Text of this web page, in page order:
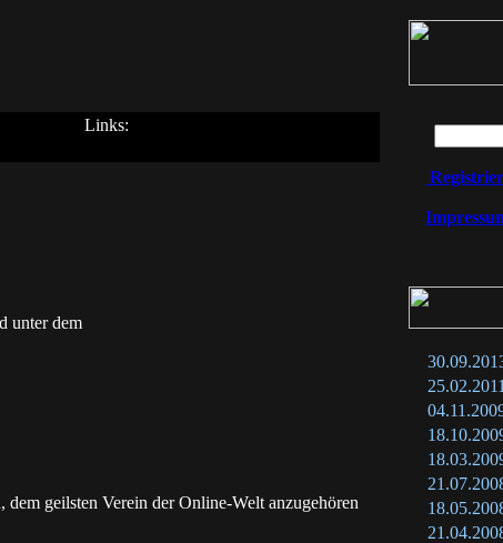
Links:
unter dem
dem geilsten Verein der Online-Welt anzugehören